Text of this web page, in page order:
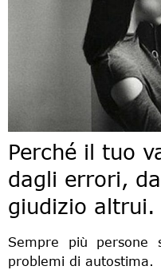
Perché il tuo
dagli errori,
giudizio altrui.
Sempre più persone
problemi di autostima.